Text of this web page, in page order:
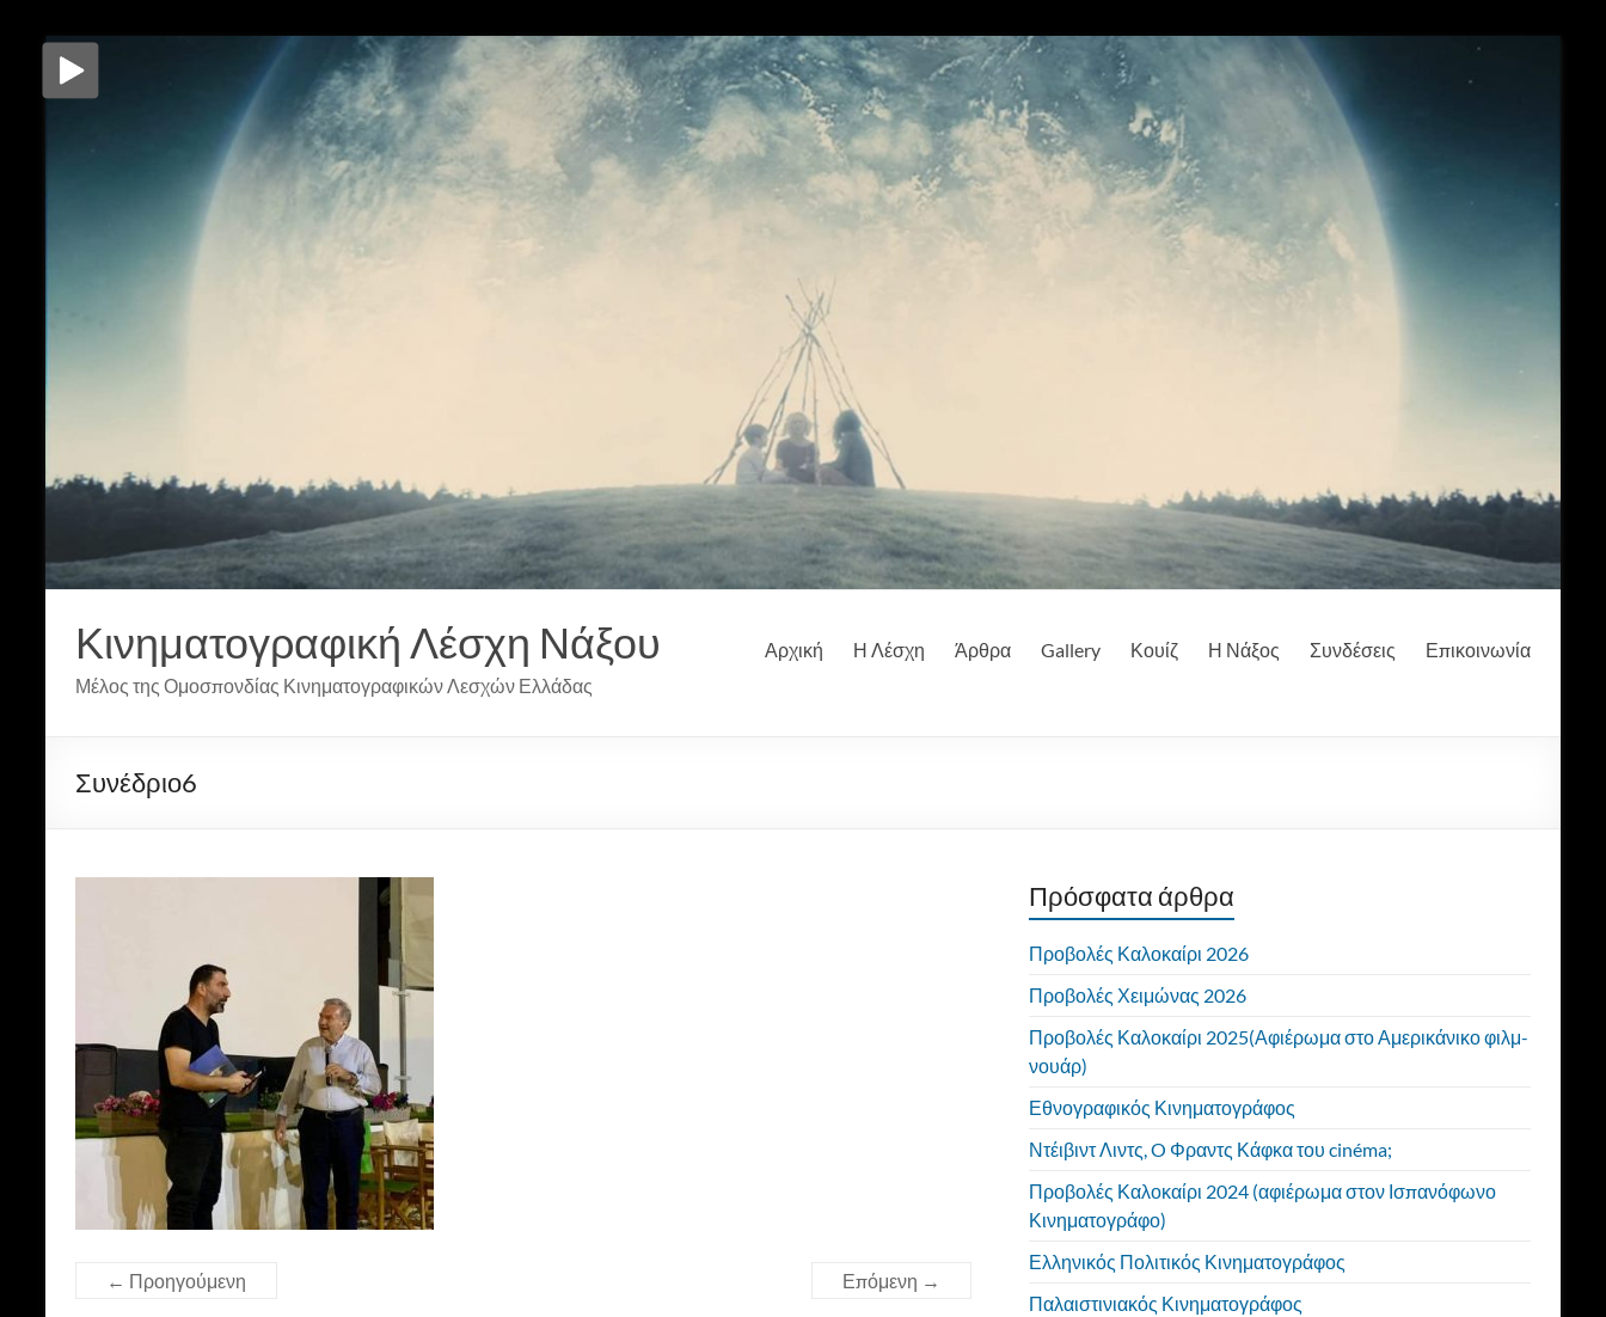
Μετάβαση
στο
περιεχόμενο
Κινηματογραφική Λέσχη Νάξου
Μέλος της Ομοσπονδίας Κινηματογραφικών Λεσχών Ελλάδας
Αρχική Η Λέσχη Άρθρα Gallery Κουίζ Η Νάξος Συνδέσεις Επικοινωνία
Συνέδριο6
← Προηγούμενη Επόμενη →
Πρόσφατα άρθρα
Προβολές Καλοκαίρι 2026
Προβολές Χειμώνας 2026
Προβολές Καλοκαίρι 2025(Αφιέρωμα στο Αμερικάνικο φιλμ-
νουάρ)
Εθνογραφικός Κινηματογράφος
Ντέιβιντ Λιντς, O Φραντς Κάφκα του cinéma;
Προβολές Καλοκαίρι 2024 (αφιέρωμα στον Ισπανόφωνο
Κινηματογράφο)
Ελληνικός Πολιτικός Κινηματογράφος
Παλαιστινιακός Κινηματογράφος